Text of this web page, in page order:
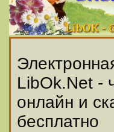
LibOk.Net -
онлайн и
бесплатно